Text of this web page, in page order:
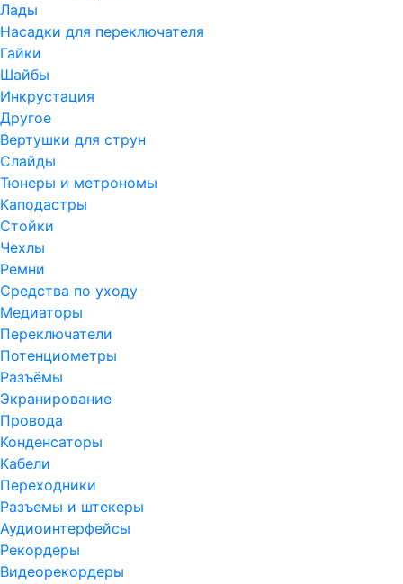
Лады
Насадки для переключателя
Гайки
Шайбы
Инкрустация
Другое
Вертушки для струн
Слайды
Тюнеры и метрономы
Каподастры
Стойки
Чехлы
Ремни
Средства по уходу
Медиаторы
Переключатели
Потенциометры
Разъёмы
Экранирование
Провода
Конденсаторы
Кабели
Переходники
Разъемы и штекеры
Аудиоинтерфейсы
Рекордеры
Видеорекордеры